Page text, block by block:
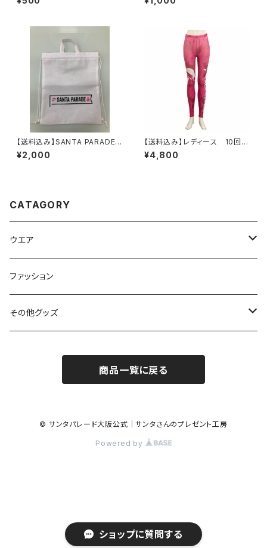
ショップに質問する
タオル
【送料込み】SANTA PARADE
オリジナル サンタリュック
¥2,000
【送料込み】レディース 10回大
会記念 オリジナルコンプレッシ
ョンパンツ
¥4,800
CATAGORY
ウエア
パンツ
バッグ
ファッション
その他グッズ
衣装を買って写真で応援
商品一覧に戻る
© サンタパレード大阪公式｜サンタさんのプレゼント工房
Powered by